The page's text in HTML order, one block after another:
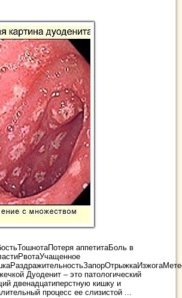
аппетитаБоль в
Дуоденит – это патологический
двенадцатиперстную кишку и
процесс ее слизистой ...